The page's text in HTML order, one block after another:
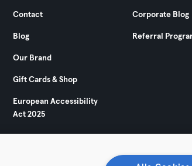
Contact
Blog
Our Brand
Gift Cards & Shop
European Accessibility
Act 2025
Corporate Blog
Referral